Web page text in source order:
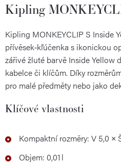
Kipling
Kipling MONKEYCLIP S Inside
přívěsek‑kľúčenka s ikonickou
zářivé žluté barvě Inside Yellow
kabelce či klíčům. Díky
pro malé předměty nebo jako
Klíčové vlastnosti
Kompaktní rozměry: V 5,0 ×
Objem: 0,01 l